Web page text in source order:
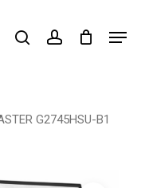
searchaccount
G2745HSU-B1